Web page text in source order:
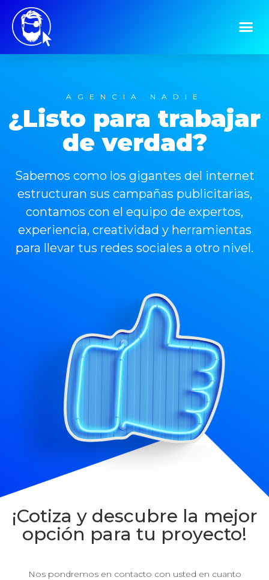
AGENCIA NADIE
¿Listo para trabajar
de verdad?
Sabemos como los gigantes del internet
estructuran sus campañas publicitarias,
contamos con el equipo de expertos,
experiencia, creatividad y herramientas
para llevar tus redes sociales a otro nivel.
¡Cotiza y descubre la mejor
opción para tu proyecto!
Nos pondremos en contacto con usted en cuanto